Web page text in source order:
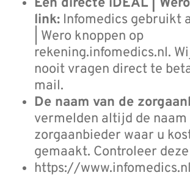
Een directe iDEAL | Wero
link: Infomedics gebruikt
| Wero knoppen op
rekening.infomedics.nl.
nooit vragen direct te
mail.
De naam van de
vermelden altijd de naam
zorgaanbieder waar u
gemaakt. Controleer
https://